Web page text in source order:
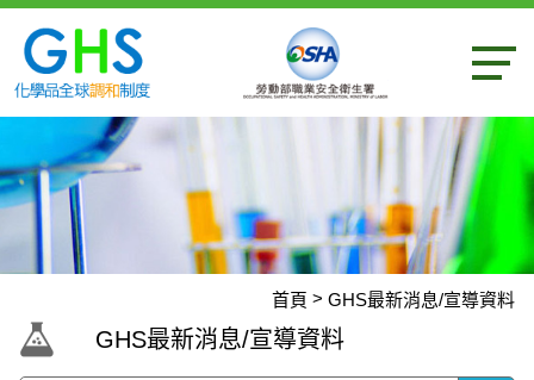
區
GHS最新消息/宣導資料
首頁 GHS最新消息/宣導資料